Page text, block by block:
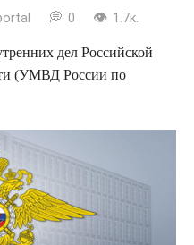
0 1.7к.
дел Российской
(УМВД России по